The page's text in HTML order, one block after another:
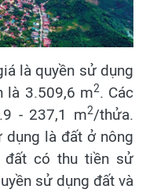
là quyền sử dụng
là 3.509,6 m2. Các
- 237,1 m2/thửa.
là đất ở nông
đất có thu tiền sử
sử dụng đất và